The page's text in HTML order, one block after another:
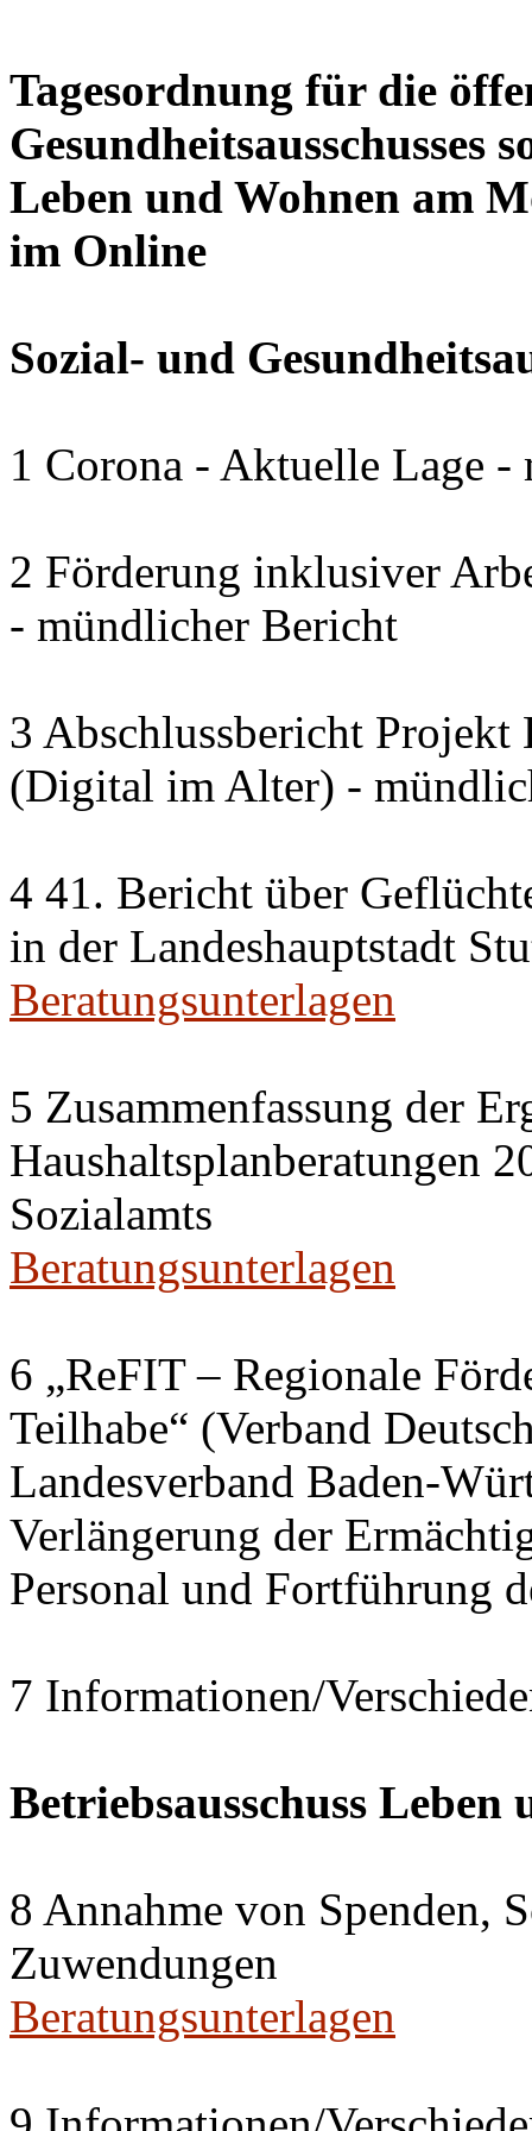
Tagesordnung für die
Gesundheitsausschusses
Leben und Wohnen am
im Online
Sozial- und
1 Corona - Aktuelle Lage
2 Förderung inklusiver
- mündlicher Bericht
3 Abschlussbericht
(Digital im Alter) -
4 41. Bericht über
in der Landeshauptstadt
Beratungsunterlagen
5 Zusammenfassung der
Haushaltsplanberatungen
Sozialamts
Beratungsunterlagen
6 „ReFIT – Regionale
Teilhabe“ (Verband
Landesverband Baden-
Verlängerung der
Personal und Fortführung
7 Informationen/
Betriebsausschuss Leben
8 Annahme von Spenden,
Zuwendungen
Beratungsunterlagen